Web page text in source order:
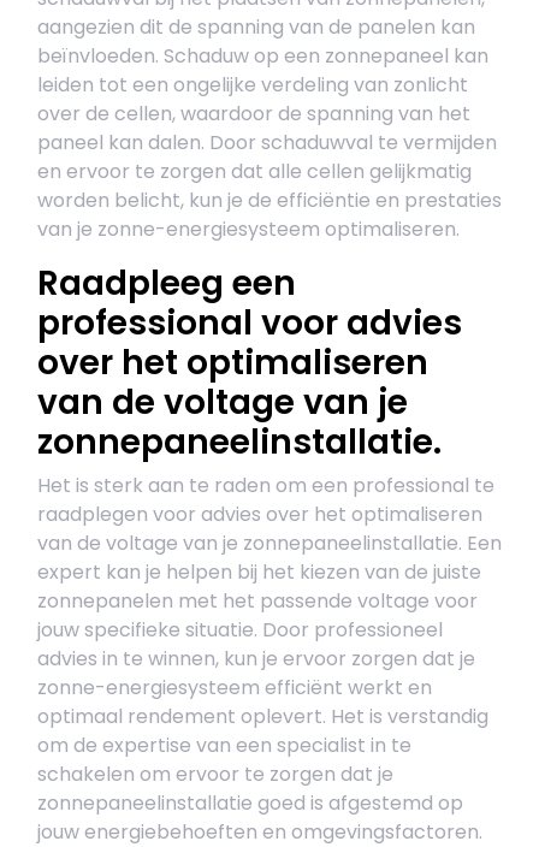
aangezien dit de spanning van de panelen kan
beïnvloeden. Schaduw op een zonnepaneel kan
leiden tot een ongelijke verdeling van zonlicht
over de cellen, waardoor de spanning van het
paneel kan dalen. Door schaduwval te vermijden
en ervoor te zorgen dat alle cellen gelijkmatig
worden belicht, kun je de efficiëntie en prestaties
van je zonne-energiesysteem optimaliseren.
Raadpleeg een
professional voor advies
over het optimaliseren
van de voltage van je
zonnepaneelinstallatie.
Het is sterk aan te raden om een professional te
raadplegen voor advies over het optimaliseren
van de voltage van je zonnepaneelinstallatie. Een
expert kan je helpen bij het kiezen van de juiste
zonnepanelen met het passende voltage voor
jouw specifieke situatie. Door professioneel
advies in te winnen, kun je ervoor zorgen dat je
zonne-energiesysteem efficiënt werkt en
optimaal rendement oplevert. Het is verstandig
om de expertise van een specialist in te
schakelen om ervoor te zorgen dat je
zonnepaneelinstallatie goed is afgestemd op
jouw energiebehoeften en omgevingsfactoren.